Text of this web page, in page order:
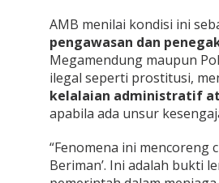
AMB menilai kondisi ini
pengawasan dan
Megamendung maupun
ilegal seperti prostitusi,
kelalaian administratif
apabila ada unsur
“Fenomena ini mencoreng
Beriman’. Ini adalah bukti